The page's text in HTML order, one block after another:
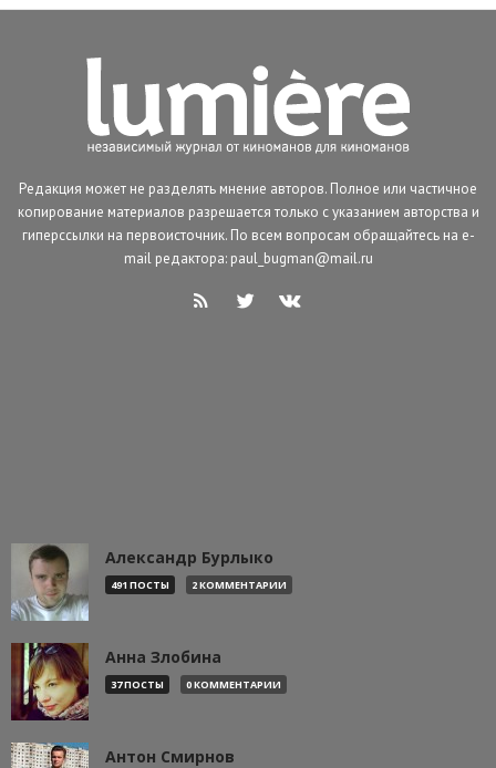
Редакция может не разделять мнение авторов. Полное или частичное
копирование материалов разрешается только с указанием авторства и
гиперссылки на первоисточник. По всем вопросам обращайтесь на e-
mail редактора: paul_bugman@mail.ru
Александр Бурлыко
491 ПОСТЫ 2 КОММЕНТАРИИ
Анна Злобина
37 ПОСТЫ 0 КОММЕНТАРИИ
Антон Смирнов